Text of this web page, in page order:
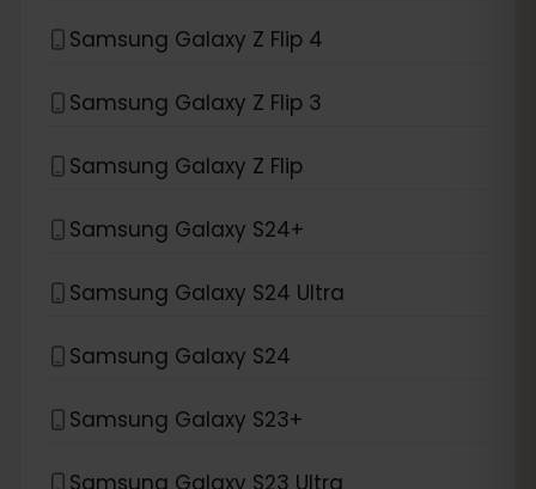
Samsung Galaxy Z Flip 4
Samsung Galaxy Z Flip 3
Samsung Galaxy Z Flip
Samsung Galaxy S24+
Samsung Galaxy S24 Ultra
Samsung Galaxy S24
Samsung Galaxy S23+
Samsung Galaxy S23 Ultra